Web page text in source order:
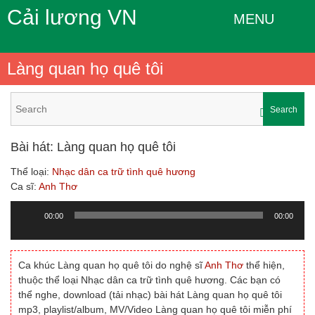
Cải lương VN MENU
Làng quan họ quê tôi
Search
Bài hát: Làng quan họ quê tôi
Thể loại: Nhạc dân ca trữ tình quê hương
Ca sĩ: Anh Thơ
00:00 00:00
Ca khúc Làng quan họ quê tôi do nghệ sĩAnh Thơ thể hiện,
thuộc thể loại Nhạc dân ca trữ tình quê hương. Các bạn có
thể nghe, download (tải nhạc) bài hát Làng quan họ quê tôi
mp3, playlist/album, MV/Video Làng quan họ quê tôi miễn phí